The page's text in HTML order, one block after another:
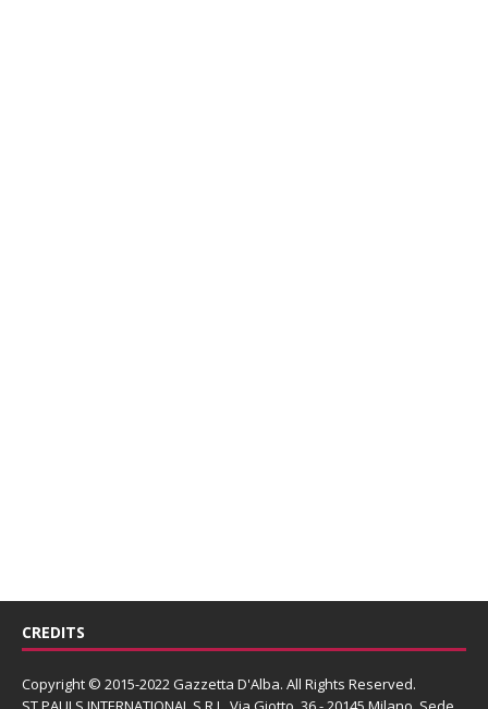
CREDITS
Copyright © 2015-2022 Gazzetta D'Alba. All Rights Reserved.